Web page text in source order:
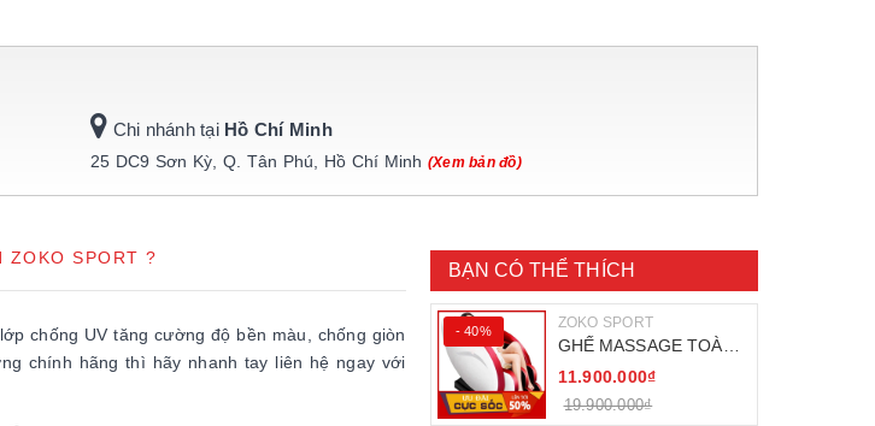
Chi nhánh tại Hồ Chí Minh
25 DC9 Sơn Kỳ, Q. Tân Phú, Hồ Chí Minh (Xem bản đồ)
ZOKO SPORT ?
chống UV tăng cường độ bền màu, chống giòn
chính hãng thì hãy nhanh tay liên hệ ngay với
BẠN CÓ THỂ THÍCH
- 40% ZOKO SPORT
GHẾ MASSAGE TOÀN
THÂN ZOKO 68
11.900.000₫
19.900.000₫